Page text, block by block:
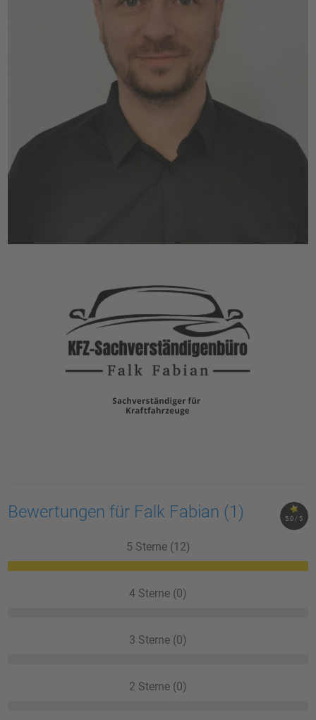
5.0 / 5
Bewertungen für Falk Fabian (1)
5 Sterne (12)
4 Sterne (0)
3 Sterne (0)
2 Sterne (0)